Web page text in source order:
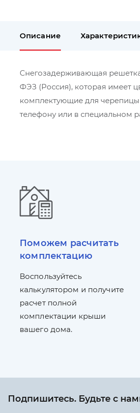
Описание
Снегозадерживающая
ФЭЗ (Россия), которая имеет
комплектующие для
телефону или в специальном
Поможем расчитать
комплектацию
Воспользуйтесь
калькулятором и получите
расчет полной
комплектации крыши
вашего дома.
Подпишитесь. Будьте с